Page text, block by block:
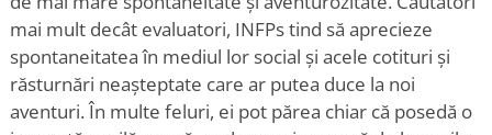
mai mult decât evaluatori, INFPs tind să aprecieze
spontaneitatea în mediul lor social și acele cotituri și
răsturnări neașteptate care ar putea duce la noi
aventuri. În multe feluri, ei pot părea chiar că posedă o